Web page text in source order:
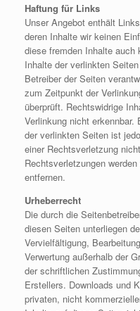
Haftung für Links
Unser Angebot enthält
deren Inhalte wir keinen
diese fremden Inhalte auch
Inhalte der verlinkten
Betreiber der Seiten
zum Zeitpunkt der
überprüft. Rechtswidrige
Verlinkung nicht
der verlinkten Seiten ist
einer Rechtsverletzung
Rechtsverletzungen
entfernen.
Urheberrecht
Die durch die
diesen Seiten unterliegen
Vervielfältigung,
Verwertung außerhalb der
der schriftlichen
Erstellers. Downloads und
privaten, nicht